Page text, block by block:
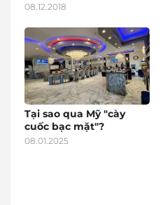
08.12.2018
Tại sao qua Mỹ "cày
cuốc bạc mặt"?
08.01.2025